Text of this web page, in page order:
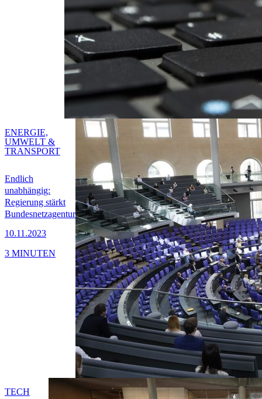
Endlich
unabhängig:
Regierung stärkt
Bundesnetzagentur
10.11.2023
ENERGIE,
UMWELT &
TRANSPORT
3 MINUTEN
TECH